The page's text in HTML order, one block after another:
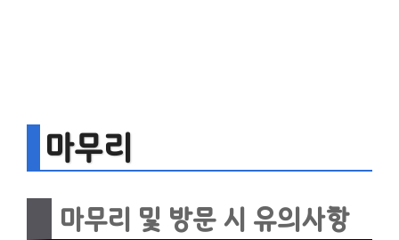
마무리
마무리 및 방문 시 유의사항